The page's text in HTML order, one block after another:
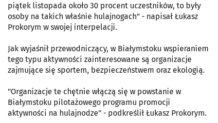
piątek listopada około 30 procent uczestników, to były
osoby na takich właśnie hulajnogach" - napisał Łukasz
Prokorym w swojej interpelacji.
Jak wyjaśnił przewodniczący, w Białymstoku wspieraniem
tego typu aktywności zainteresowane są organizacje
zajmujące się sportem, bezpieczeństwem oraz ekologią.
"Organizacje te chętnie włączą się w powstanie w
Białymstoku pilotażowego programu promocji
aktywności na hulajnodze" - podkreślił Łukasz Prokorym.